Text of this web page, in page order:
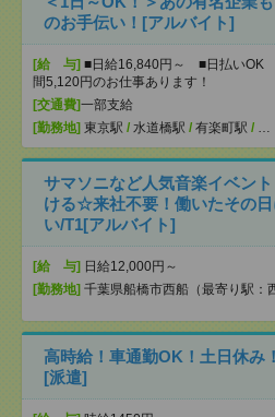
のお手伝い！[アルバイト]
[給 与] ■日給16,840円～ ■日払いOK
間5,120円のお仕事あります！
[交通費]一部支給
[勤務地] 東京駅 / 水道橋駅 / 有楽町駅 / …
サマソニなど人気音楽イベン
ける☆来社不要！働いたその
い/T1[アルバイト]
[給 与] 日給12,000円～
[勤務地] 千葉県船橋市西船（最寄り駅：
高時給！車通勤OK！土日休み
[派遣]